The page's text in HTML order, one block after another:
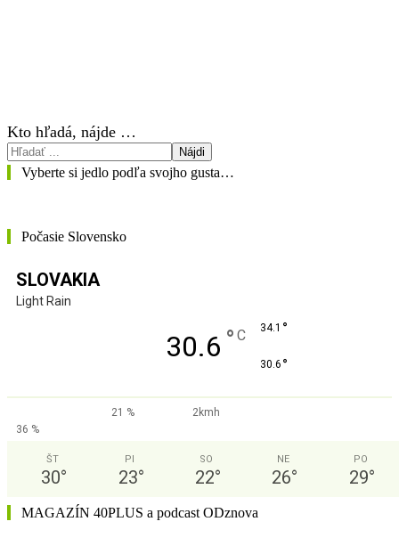
Kto hľadá, nájde …
Nájdi
Vyberte si jedlo podľa svojho gusta…
Počasie Slovensko
SLOVAKIA
Light Rain
30.6 ° C 34.1 °
30.6 °
21 %
2kmh
36 %
ŠT
30°
PI
23°
SO
22°
NE
26°
PO
29°
MAGAZÍN 40PLUS a podcast ODznova